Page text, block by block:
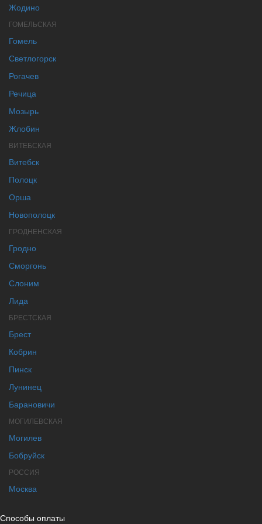
Жодино
ГОМЕЛЬСКАЯ
Гомель
Светлогорск
Рогачев
Речица
Мозырь
Жлобин
ВИТЕБСКАЯ
Витебск
Полоцк
Орша
Новополоцк
ГРОДНЕНСКАЯ
Гродно
Сморгонь
Слоним
Лида
БРЕСТСКАЯ
Брест
Кобрин
Пинск
Лунинец
Барановичи
МОГИЛЕВСКАЯ
Могилев
Бобруйск
РОССИЯ
Москва
Способы оплаты